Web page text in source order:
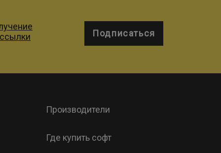
Подписаться
Производители
Где купить софт